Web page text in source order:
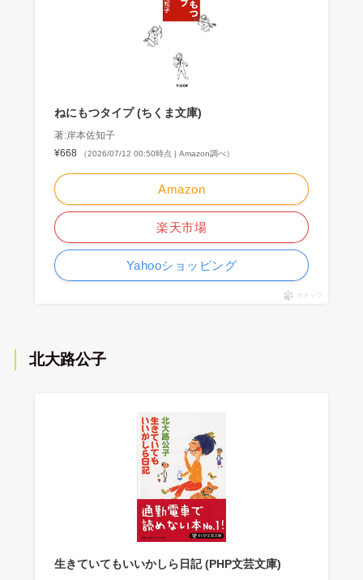
ねにもつタイプ (ちくま文庫)
著:岸本佐知子
¥668
（2026/07/12 00:50時点 | Amazon調べ）
Amazon
楽天市場
Yahooショッピング
ポチップ
北大路公子
生きていてもいいかしら日記 (PHP文芸文庫)